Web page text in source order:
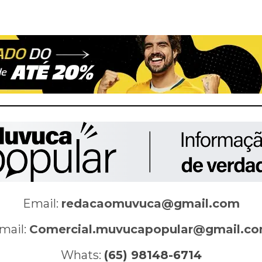
Email: redacaomuvuca@gmail.com
Whats: (65) 98148-6714